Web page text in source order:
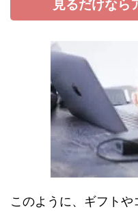
見るだけなら
このように、ギフト